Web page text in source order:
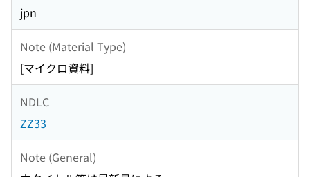
jpn
Note (Material Type)
[マイクロ資料]
NDLC
ZZ33
Note (General)